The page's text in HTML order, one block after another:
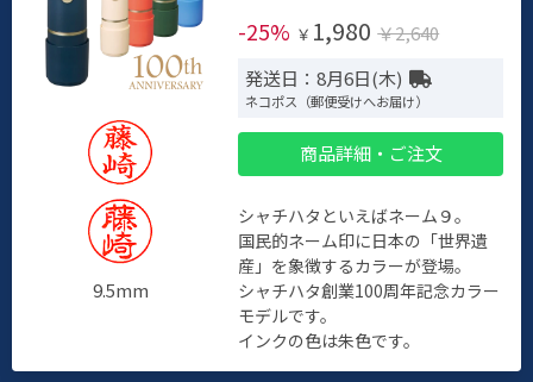
9.5mm
-25% ￥ 1,980 ￥2,640
発送日：8月6日(木)
ネコポス（郵便受けへお届け）
商品詳細・ご注文
シャチハタといえばネーム９。
国民的ネーム印に日本の「世界遺
産」を象徴するカラーが登場。
シャチハタ創業100周年記念カラー
モデルです。
インクの色は朱色です。